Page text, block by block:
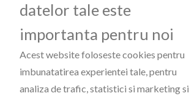
PROCESATOARE DE PLATI
datelor tale este
importanta pentru noi
Acest website foloseste cookies pentru
imbunatatirea experientei tale, pentru
analiza de trafic, statistici si marketing si